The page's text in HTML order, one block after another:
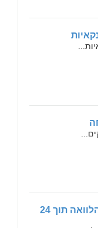
הלוואה באישור מיידי – קבלת הלוואה תוך 24